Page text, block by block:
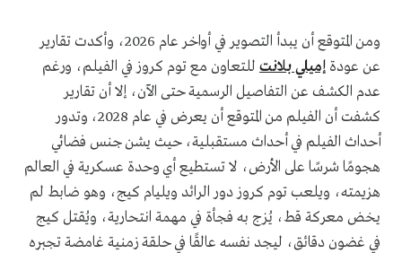
ومن المتوقع أن يبدأ التصوير في أواخر عام 2026، وأكدت تقارير
عن عودة إميلي بلانت للتعاون مع توم كروز في الفيلم، ورغم
عدم الكشف عن التفاصيل الرسمية حتى الآن، إلا أن تقارير
كشفت أن الفيلم من المتوقع أن يعرض في عام 2028، وتدور
أحداث الفيلم في أحداث مستقبلية، حيث يشن جنس فضائي
هجومًا شرسًا على الأرض، لا تستطيع أي وحدة عسكرية في العالم
هزيمته، ويلعب توم كروز دور الرائد ويليام كيج، وهو ضابط لم
يخض معركة قط، يُزج به فجأة في مهمة انتحارية، ويُقتل كيج
في غضون دقائق، ليجد نفسه عالقًا في حلقة زمنية غامضة تجبره